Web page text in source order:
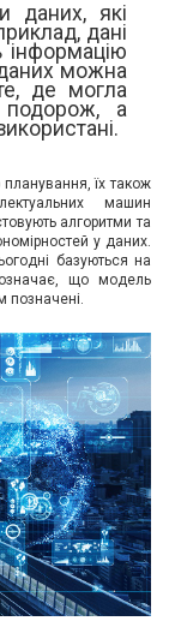
даних, які
дані
можна
де могла
подорож, а
їх також
машин
алгоритми та
у даних.
базуються на
що модель
позначені.